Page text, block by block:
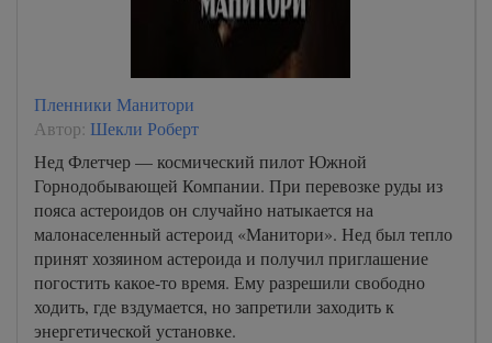
Пленники Манитори
Автор: Шекли Роберт
Нед Флетчер — космический пилот Южной
Горнодобывающей Компании. При перевозке руды из
пояса астероидов он случайно натыкается на
малонаселенный астероид «Манитори». Нед был тепло
принят хозяином астероида и получил приглашение
погостить какое-то время. Ему разрешили свободно
ходить, где вздумается, но запретили заходить к
энергетической установке.